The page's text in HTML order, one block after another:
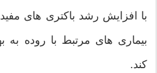
با افزایش رشد باکتری های
بیماری های مرتبط با روده
کند.